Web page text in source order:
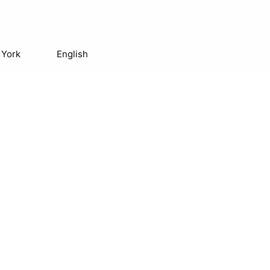
English